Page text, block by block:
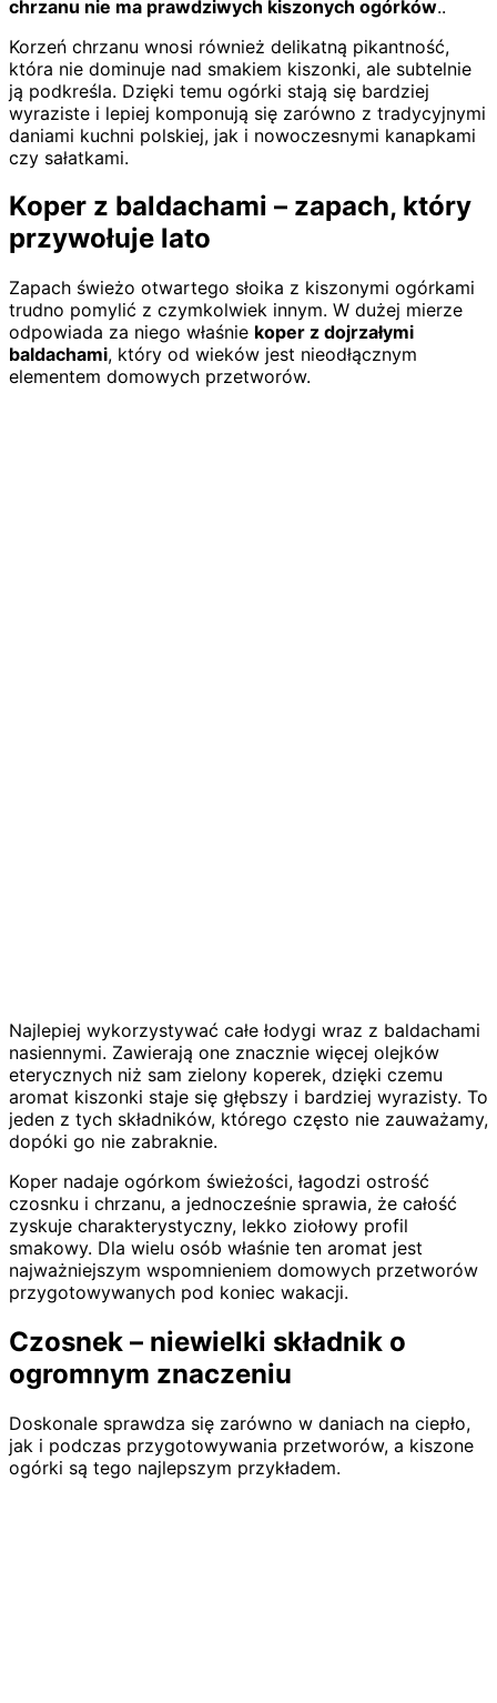
chrzanu nie ma prawdziwych kiszonych ogórków..
Korzeń chrzanu wnosi również delikatną pikantność,
która nie dominuje nad smakiem kiszonki, ale subtelnie
ją podkreśla. Dzięki temu ogórki stają się bardziej
wyraziste i lepiej komponują się zarówno z tradycyjnymi
daniami kuchni polskiej, jak i nowoczesnymi kanapkami
czy sałatkami.
Koper z baldachami – zapach, który
przywołuje lato
Zapach świeżo otwartego słoika z kiszonymi ogórkami
trudno pomylić z czymkolwiek innym. W dużej mierze
odpowiada za niego właśnie koper z dojrzałymi
baldachami, który od wieków jest nieodłącznym
elementem domowych przetworów.
Najlepiej wykorzystywać całe łodygi wraz z baldachami
nasiennymi. Zawierają one znacznie więcej olejków
eterycznych niż sam zielony koperek, dzięki czemu
aromat kiszonki staje się głębszy i bardziej wyrazisty. To
jeden z tych składników, którego często nie zauważamy,
dopóki go nie zabraknie.
Koper nadaje ogórkom świeżości, łagodzi ostrość
czosnku i chrzanu, a jednocześnie sprawia, że całość
zyskuje charakterystyczny, lekko ziołowy profil
smakowy. Dla wielu osób właśnie ten aromat jest
najważniejszym wspomnieniem domowych przetworów
przygotowywanych pod koniec wakacji.
Czosnek – niewielki składnik o
ogromnym znaczeniu
Doskonale sprawdza się zarówno w daniach na ciepło,
jak i podczas przygotowywania przetworów, a kiszone
ogórki są tego najlepszym przykładem.